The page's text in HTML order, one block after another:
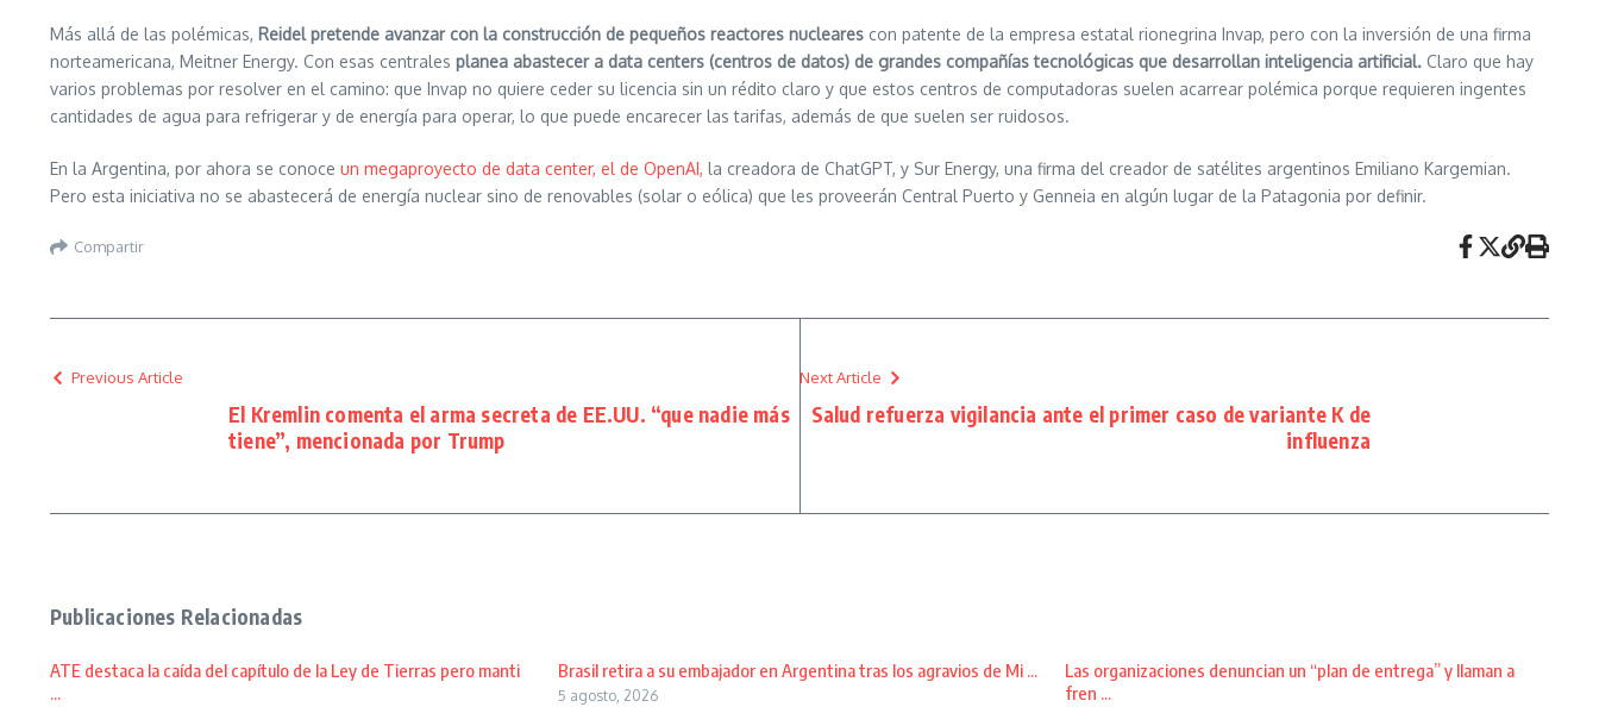
Más allá de las polémicas, Reidel pretende avanzar con la construcción de pequeños reactores nucleares con patente de la empresa estatal rionegrina Invap, pero con la inversión de una firma
norteamericana, Meitner Energy. Con esas centrales planea abastecer a data centers (centros de datos) de grandes compañías tecnológicas que desarrollan inteligencia artificial. Claro que hay
varios problemas por resolver en el camino: que Invap no quiere ceder su licencia sin un rédito claro y que estos centros de computadoras suelen acarrear polémica porque requieren ingentes
cantidades de agua para refrigerar y de energía para operar, lo que puede encarecer las tarifas, además de que suelen ser ruidosos.
En la Argentina, por ahora se conoce un megaproyecto de data center, el de OpenAI, la creadora de ChatGPT, y Sur Energy, una firma del creador de satélites argentinos Emiliano Kargemian.
Pero esta iniciativa no se abastecerá de energía nuclear sino de renovables (solar o eólica) que les proveerán Central Puerto y Genneia en algún lugar de la Patagonia por definir.
Compartir
Previous Article
El Kremlin comenta el arma secreta de EE.UU. “que nadie más
tiene”, mencionada por Trump
Next Article
Salud refuerza vigilancia ante el primer caso de variante K de
influenza
Publicaciones Relacionadas
ATE destaca la caída del capítulo de la Ley de Tierras pero manti
...
Brasil retira a su embajador en Argentina tras los agravios de Mi ...
5 agosto, 2026
Las organizaciones denuncian un “plan de entrega” y llaman a
fren ...